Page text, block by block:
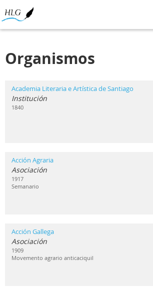
Organismos
Academia Literaria e Artística de Santiago
Institución
1840
Acción Agraria
Asociación
1917
Semanario
Acción Gallega
Asociación
1909
Movemento agrario anticaciquil